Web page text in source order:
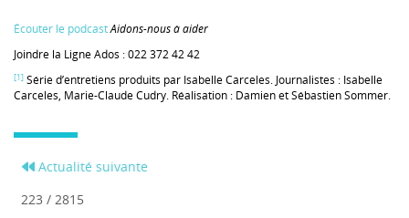
Écouter le podcastAidons-nous à aider
Joindre la Ligne Ados : 022 372 42 42
[1] Série d’entretiens produits par Isabelle Carceles. Journalistes : Isabelle
Carceles, Marie-Claude Cudry. Réalisation : Damien et Sébastien Sommer.
Actualité suivante
223 / 2815